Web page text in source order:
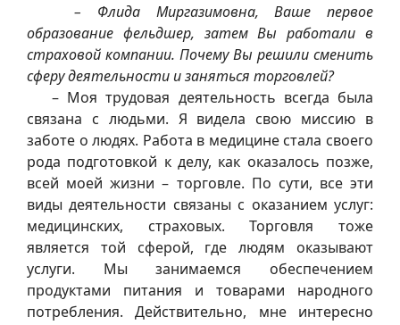
– Флида Миргазимовна, Ваше первое
образование фельдшер, затем Вы работали в
страховой компании. Почему Вы решили сменить
сферу деятельности и заняться торговлей?
– Моя трудовая деятельность всегда была
связана с людьми. Я видела свою миссию в
заботе о людях. Работа в медицине стала своего
рода подготовкой к делу, как оказалось позже,
всей моей жизни – торговле. По сути, все эти
виды деятельности связаны с оказанием услуг:
медицинских, страховых. Торговля тоже
является той сферой, где людям оказывают
услуги. Мы занимаемся обеспечением
продуктами питания и товарами народного
потребления. Действительно, мне интересно